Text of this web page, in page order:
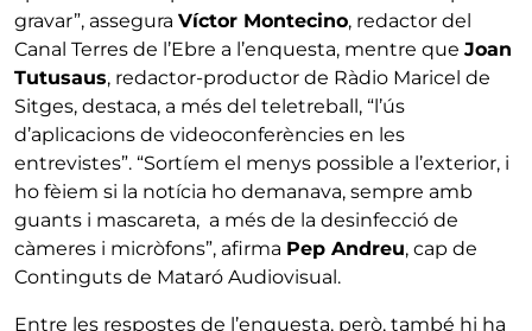
gravar”, assegura Víctor Montecino, redactor del
Canal Terres de l’Ebre a l’enquesta, mentre que Joan
Tutusaus, redactor-productor de Ràdio Maricel de
Sitges, destaca, a més del teletreball, “l’ús
d’aplicacions de videoconferències en les
entrevistes”. “Sortíem el menys possible a l’exterior, i
ho fèiem si la notícia ho demanava, sempre amb
guants i mascareta, a més de la desinfecció de
càmeres i micròfons”, afirma Pep Andreu, cap de
Continguts de Mataró Audiovisual.
Entre les respostes de l’enquesta, però, també hi ha